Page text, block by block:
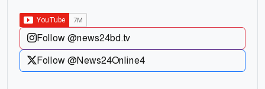
Follow @news24bd.tv
Follow @News24Online4